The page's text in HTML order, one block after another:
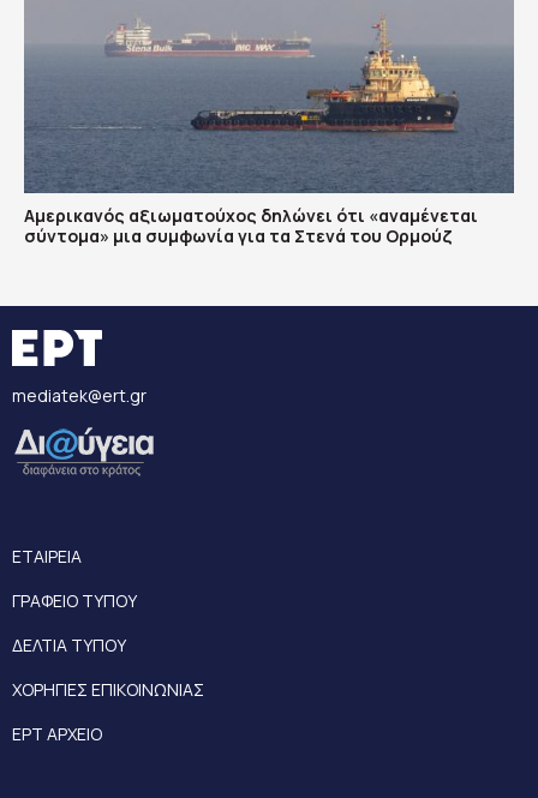
Αμερικανός αξιωματούχος δηλώνει ότι «αναμένεται
σύντομα» μια συμφωνία για τα Στενά του Ορμούζ
mediatek@ert.gr
ΕΤΑΙΡΕΙΑ
ΓΡΑΦΕΙΟ ΤΥΠΟΥ
ΔΕΛΤΙΑ ΤΥΠΟΥ
ΧΟΡΗΓΙΕΣ ΕΠΙΚΟΙΝΩΝΙΑΣ
ΕΡΤ ΑΡΧΕΙΟ